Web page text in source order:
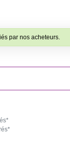
par nos acheteurs.